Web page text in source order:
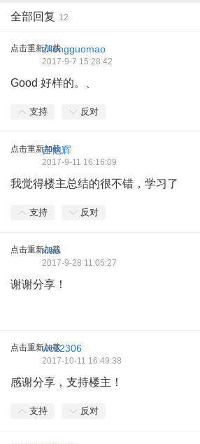
全部回复 12
点击重新加载zhongguomao
2017-9-7 15:28:42
Good 好样的。、
支持 反对
点击重新加载
吉他辉
2017-9-11 16:16:09
我觉得楼主总结的很不错，学习了
支持 反对
点击重新加载
xiao
2017-9-28 11:05:27
谢谢分享！
点击重新加载wc12306
2017-10-11 16:49:38
感谢分享，支持楼主！
支持 反对